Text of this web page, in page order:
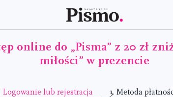
online do „Pisma” z 20 zł
miłości” w prezencie
Logowanie lub rejestracja 3.Metoda